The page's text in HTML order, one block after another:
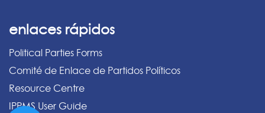
enlaces rápidos
Political Parties Forms
Comité de Enlace de Partidos Políticos
Resource Centre
IPPMS User Guide